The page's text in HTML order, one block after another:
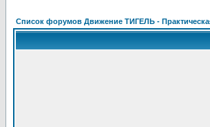
Список форумов Движение ТИГЕЛЬ -